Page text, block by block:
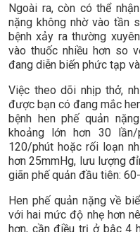
Ngoài ra, còn có thể
nặng không nhờ vào tần
bệnh xảy ra thường
vào thuốc nhiều hơn so
đang diễn biến phức tạp
Việc theo dõi nhịp thở,
được bạn có đang mắc
bệnh hen phế quản
khoảng lớn hơn 30
120/phút hoặc rối loạn
hơn 25mmHg, lưu lượng
giãn phế quản đầu tiên:
Hen phế quản nặng về
với hai mức độ nhẹ hơn
hơn, cần điều trị ở bậc 4